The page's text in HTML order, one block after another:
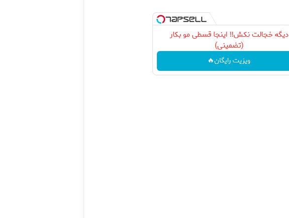
دیگه خجالت نکش‼️ اینجا قسطی مو بکار
(تضمینی)
ویزیت رایگان🔥